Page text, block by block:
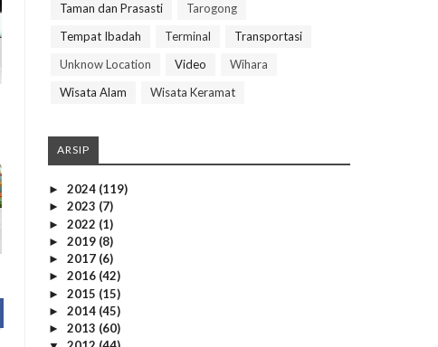
Taman dan Prasasti
Tarogong
Tempat Ibadah
Terminal
Transportasi
Unknow Location
Video
Wihara
Wisata Alam
Wisata Keramat
ARSIP
► 2024 (119)
► 2023 (7)
► 2022 (1)
► 2019 (8)
► 2017 (6)
► 2016 (42)
► 2015 (15)
► 2014 (45)
► 2013 (60)